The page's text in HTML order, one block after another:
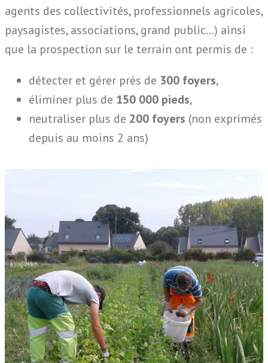
agents des collectivités, professionnels agricoles,
paysagistes, associations, grand public…) ainsi
que la prospection sur le terrain ont permis de :
détecter et gérer près de 300 foyers,
éliminer plus de 150 000 pieds,
neutraliser plus de 200 foyers (non exprimés
depuis au moins 2 ans)